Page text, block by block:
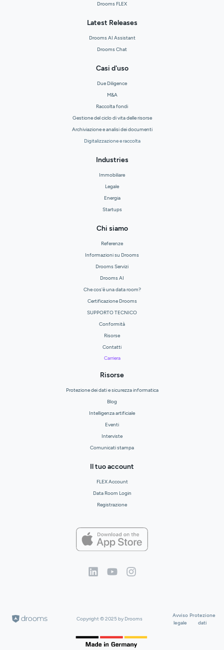
Drooms FLEX
Latest Releases
Drooms AI Assistant
Drooms Chat
Casi d'uso
Due Diligence
M&A
Raccolta fondi
Gestione del ciclo di vita delle risorse
Archiviazione e analisi dei documenti
Digitalizzazione e raccolta
Industries
Immobiliare
Legale
Energia
Startups
Chi siamo
Referenze
Informazioni su Drooms
Drooms Servizi
Drooms AI
Che cos'è una data room?
Certificazione Drooms
SUPPORTO TECNICO
Conformità
Risorse
Contatti
Carriera
Risorse
Protezione dei dati e sicurezza informatica
Blog
Intelligenza artificiale
Eventi
Interviste
Comunicati stampa
Il tuo account
FLEX Account
Data Room Login
Registrazione
Copyright © 2025 by Drooms
Avviso
legale
Protezione
dati